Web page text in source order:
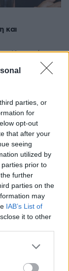
parties, or
for
opt-out
that after your
seeing
utilized by
prior to
further
parties on the
may
IAB’s List of
it to other
more Google
may click to
και
Κεραμέως
και